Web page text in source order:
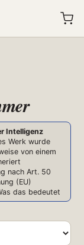
Intelligenz
Werk wurde
von einem
nach Art. 50
(EU)
das bedeutet